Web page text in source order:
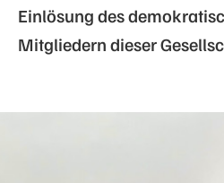
Einlösung des
Mitgliedern dieser